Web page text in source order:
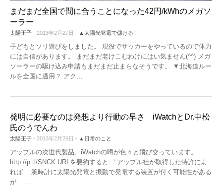
まだまだ全国で間に合うことになった42円/kWhのメガソ
ーラー
太陽王子 - 2013年2月27日 - ▲太陽光発電で儲ける！
子どもとソリ遊びをしました。 現役でサッカーをやっているので体力
には自信があります。 まだまだ老けこむわけにはい気ません(^^) メガ
ソーラーの駆け込み申請もまだまだ止まらなそうです。 ▼北海道ルー
ルを全国に適用？ アク …
発明に必要なのは発想より行動の早さ iWatchとDr.中松
氏のうでんわ
太陽王子 - 2013年2月26日 - ▲日常のこと
アップルの次世代製品、iWatchの噂が色々と飛び交っています。
http://p.tl/SNCK URLを要約すると 「アップル社が取得した特許によ
れば 腕時計に太陽光発電と振動で発電する装置が付く可能性がある
が …